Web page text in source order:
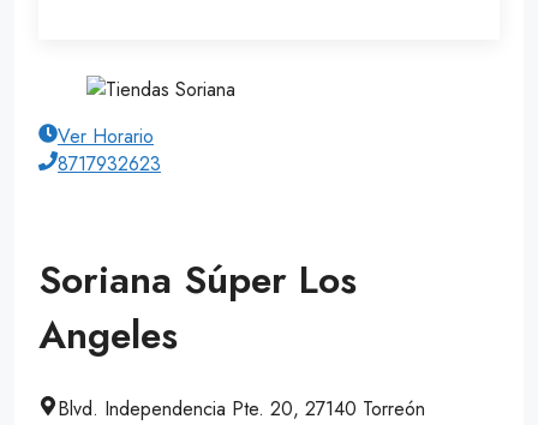
Ver Horario
8717932623
Soriana Súper Los
Angeles
Blvd. Independencia Pte. 20, 27140 Torreón